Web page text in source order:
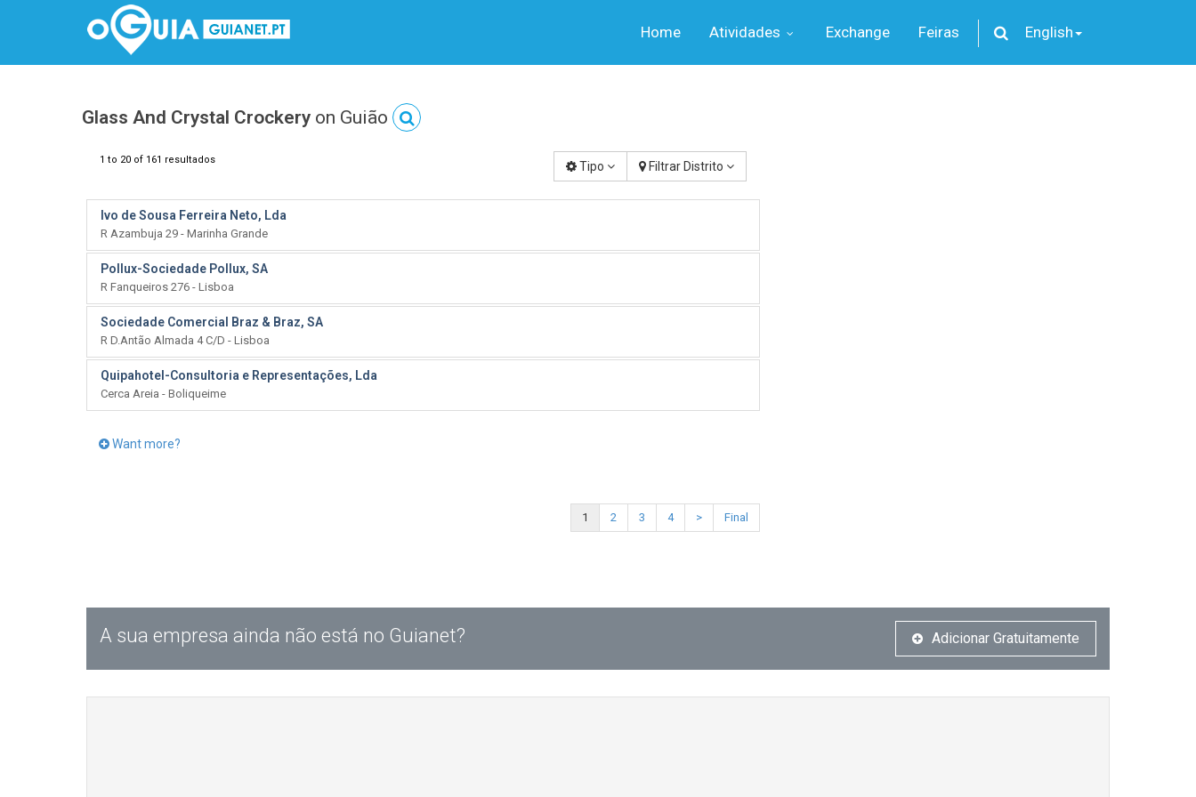
Home Atividades Exchange Feiras English
Glass And Crystal Crockery on Guião
1 to 20 of 161 resultados Tipo Filtrar Distrito
Ivo de Sousa Ferreira Neto, Lda
R Azambuja 29 - Marinha Grande
Pollux-Sociedade Pollux, SA
R Fanqueiros 276 - Lisboa
Sociedade Comercial Braz & Braz, SA
R D.Antão Almada 4 C/D - Lisboa
Quipahotel-Consultoria e Representações, Lda
Cerca Areia - Boliqueime
Want more?
1 2 3 4 > Final
A sua empresa ainda não está no Guianet? Adicionar Gratuitamente